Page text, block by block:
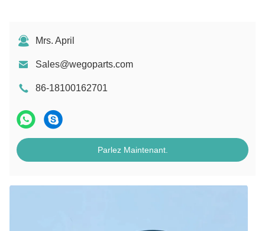
Mrs. April
Sales@wegoparts.com
86-18100162701
Parlez Maintenant.